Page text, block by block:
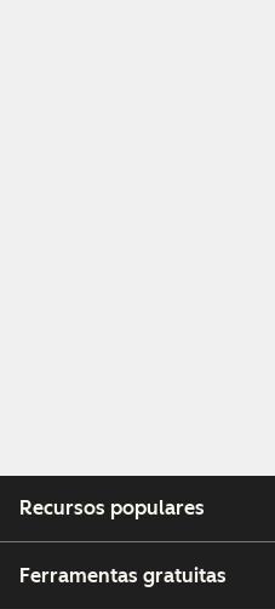
Recursos populares
Ferramentas gratuitas